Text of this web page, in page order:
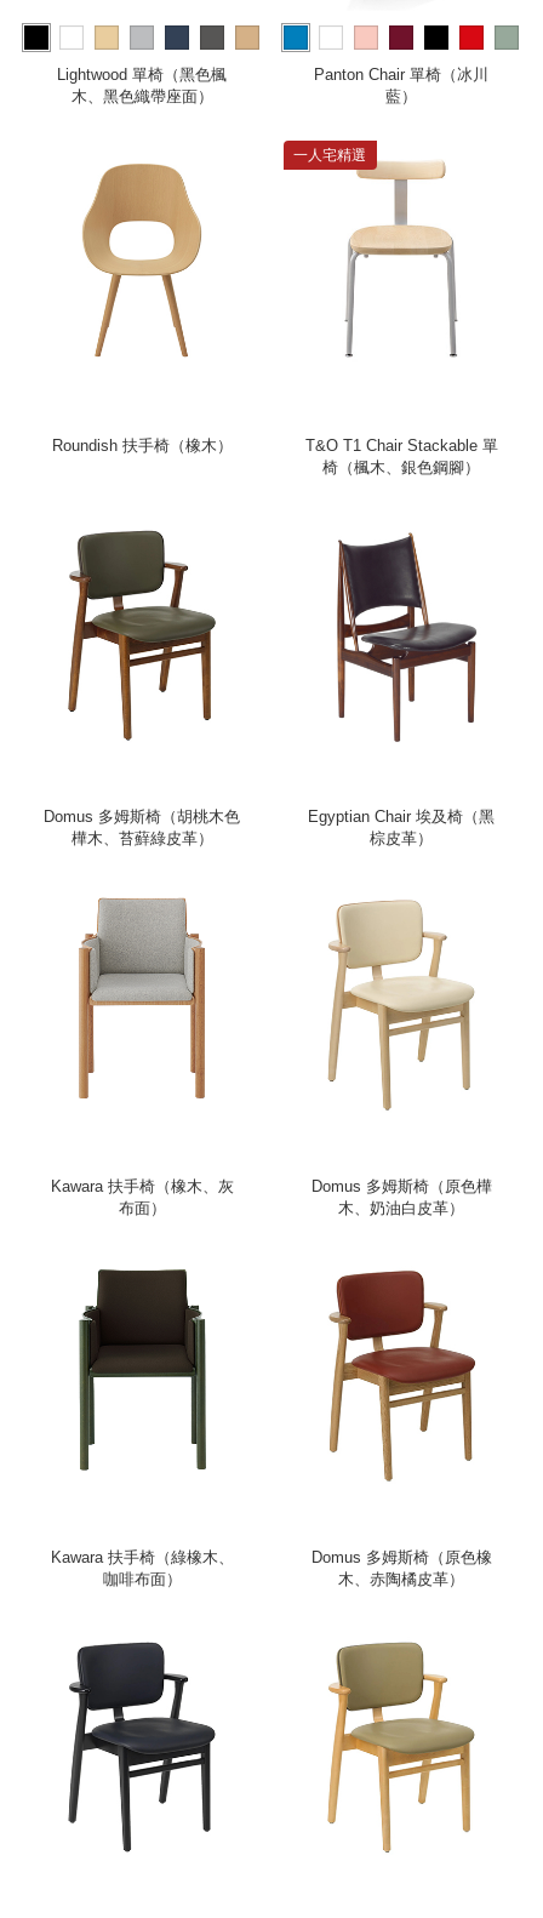
more
Lightwood 單椅（黑色楓
木、黑色織帶座面）
more
Panton Chair 單椅（冰川
藍）
Roundish 扶手椅（橡木）
一人宅精選
T&O T1 Chair Stackable 單
椅（楓木、銀色鋼腳）
Domus 多姆斯椅（胡桃木色
樺木、苔蘚綠皮革）
Egyptian Chair 埃及椅（黑
棕皮革）
Kawara 扶手椅（橡木、灰
布面）
Domus 多姆斯椅（原色樺
木、奶油白皮革）
Kawara 扶手椅（綠橡木、
咖啡布面）
Domus 多姆斯椅（原色橡
木、赤陶橘皮革）